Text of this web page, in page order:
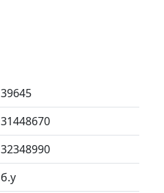
39645
31448670
32348990
б.у